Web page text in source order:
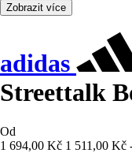
Zobrazit více
adidas
Streettalk
Od
1 694,00 Kč 1 511,00 Kč